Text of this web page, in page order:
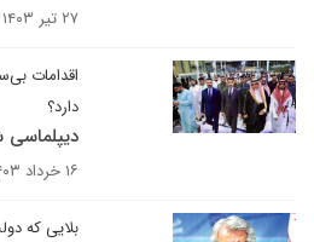
۲۷ تیر ۱۴۰۳
اقدامات
دارد؟
دیپلماسی
۱۶ خرداد ۱۴۰۳
بلایی که